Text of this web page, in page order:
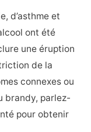
d’asthme et
ont été
une éruption
de la
connexes ou
brandy, parlez-
pour obtenir